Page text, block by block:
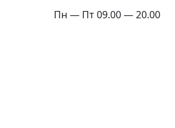
Пн — Пт 09.00 — 20.00